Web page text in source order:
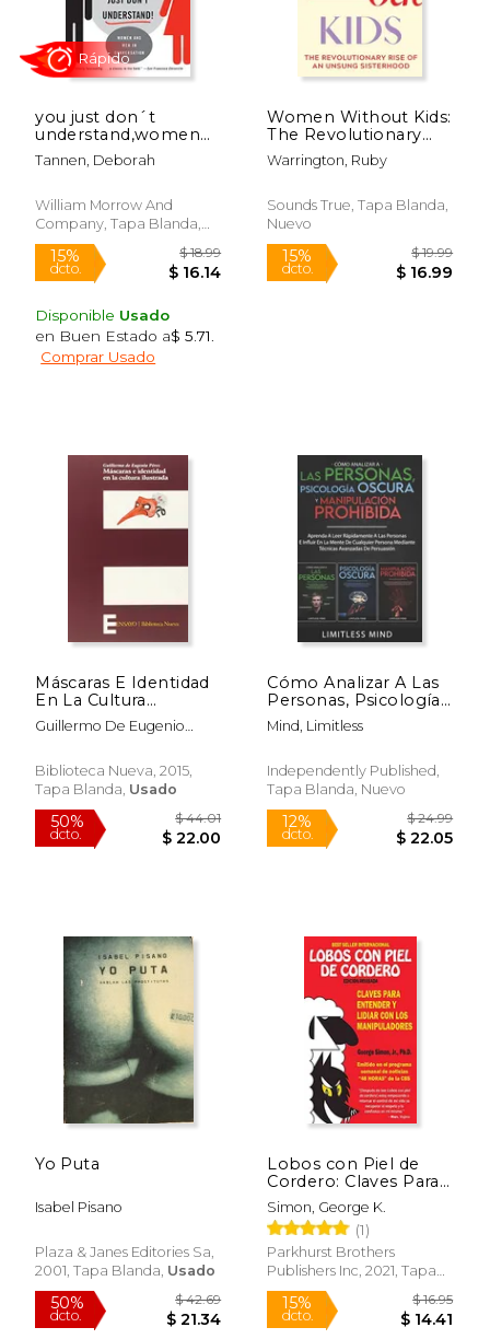
dcto. dcto. $
you just don´t
understand,women
and men in
conversation (en
Tannen, Deborah
William Morrow And
Company, Tapa Blanda,
Nuevo
15%
dcto. $ 16.14
Rápido
Disponible Usado
en Buen Estado a$ 5.71
Comprar Usado
Women Without Kids:
The Revolutionary
Rise of an Unsung
Sisterhood (en Inglés)
Warrington, Ruby
Sounds True, Tapa Blanda,
Nuevo
15%
dcto.
Máscaras E Identidad
En La Cultura
Ilustrada
Guillermo De Eugenio
Biblioteca Nueva, 2015,
Tapa Blanda, Usado
Cómo Analizar A Las
Personas, Psicología
Oscura Y
Manipulación
Leer Rápidamente A
Las Personas E Influir
Cualquier
Mind, Limitless
Independently Published,
Tapa Blanda, Nuevo
Yo Puta
Isabel Pisano
Plaza & Janes Editories Sa,
2001, Tapa Blanda, Usado
Lobos con Piel de
Cordero: Claves Para
Entender y Lidial con
los Manipuladores
Simon, George K.
(1)
Parkhurst Brothers
Publishers Inc, 2021, Tapa
Blanda, Nuevo